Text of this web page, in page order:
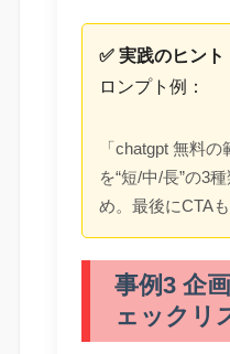
✅ 実践のヒント
ロンプト例：
「chatgpt 無料
を“短/中/長”の3
め。最後にCTAも
事例3 企
ェックリ